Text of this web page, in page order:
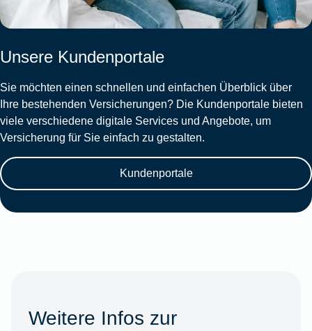
Unsere Kundenportale
Sie möchten einen schnellen und einfachen Überblick über
Ihre bestehenden Versicherungen? Die Kundenportale bieten
viele verschiedene digitale Services und Angebote, um
Versicherung für Sie einfach zu gestalten.
Kundenportale
Weitere Infos zur